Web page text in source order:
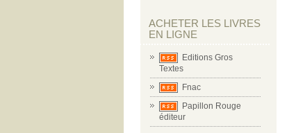
ACHETER LES LIVRES
EN LIGNE
Editions Gros
Textes
Fnac
Papillon Rouge
éditeur